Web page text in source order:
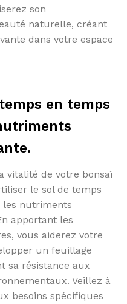
son
naturelle, créant
dans votre espace
en temps
vitalité de votre bonsaï
le sol de temps
nutriments
apportant les
vous aiderez votre
un feuillage
sa résistance aux
Veillez à
besoins spécifiques